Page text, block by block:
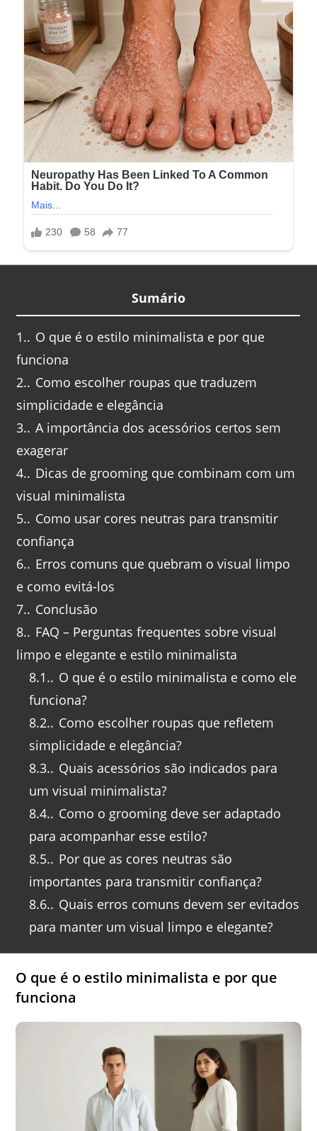
Sumário
1. O que é o estilo minimalista e por que
funciona
2. Como escolher roupas que traduzem
simplicidade e elegância
3. A importância dos acessórios certos sem
exagerar
4. Dicas de grooming que combinam com um
visual minimalista
5. Como usar cores neutras para transmitir
confiança
6. Erros comuns que quebram o visual limpo
e como evitá-los
7. Conclusão
8. FAQ – Perguntas frequentes sobre visual
limpo e elegante e estilo minimalista
8.1. O que é o estilo minimalista e como ele
funciona?
8.2. Como escolher roupas que refletem
simplicidade e elegância?
8.3. Quais acessórios são indicados para
um visual minimalista?
8.4. Como o grooming deve ser adaptado
para acompanhar esse estilo?
8.5. Por que as cores neutras são
importantes para transmitir confiança?
8.6. Quais erros comuns devem ser evitados
para manter um visual limpo e elegante?
O que é o estilo minimalista e por que
funciona